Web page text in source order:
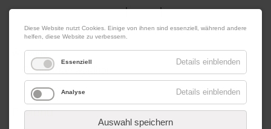
06. August 2026 Impressum|Kontakt|Datenschutz
Werbung
Menü
Diese Website nutzt Cookies. Einige von ihnen sind essenziell, während andere
helfen, diese Website zu verbessern.
Essenziell Details einblenden
Analyse Details einblenden
Auswahl speichern